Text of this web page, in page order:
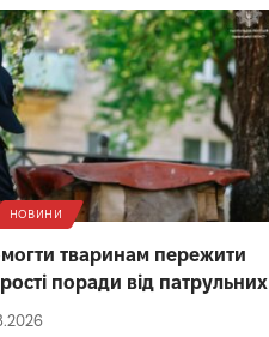
НОВИНИ
тваринам пережити
поради від патрульних